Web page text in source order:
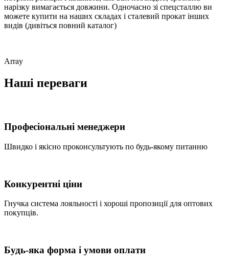
нарізку вимагається довжини. Одночасно зі спецсталлю ви
можете купити на наших складах і сталевий прокат інших
видів (дивіться повний каталог)
Array
Наші переваги
Професіональні менеджери
Швидко і якісно проконсультують по будь-якому питанню
Конкурентні ціни
Гнучка система лояльності і хороші пропозиції для оптових
покупців.
Будь-яка форма і умови оплати